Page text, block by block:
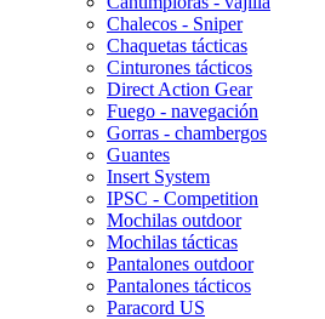
Chalecos - Sniper
Chaquetas tácticas
Cinturones tácticos
Direct Action Gear
Fuego - navegación
Gorras - chambergos
Guantes
Insert System
IPSC - Competition
Mochilas outdoor
Mochilas tácticas
Pantalones outdoor
Pantalones tácticos
Paracord US